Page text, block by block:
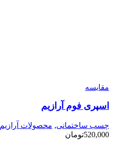
مقایسه
اسپری فوم آرازیم
چسب ساختمانی, محصولات آرازیم
520,000تومان